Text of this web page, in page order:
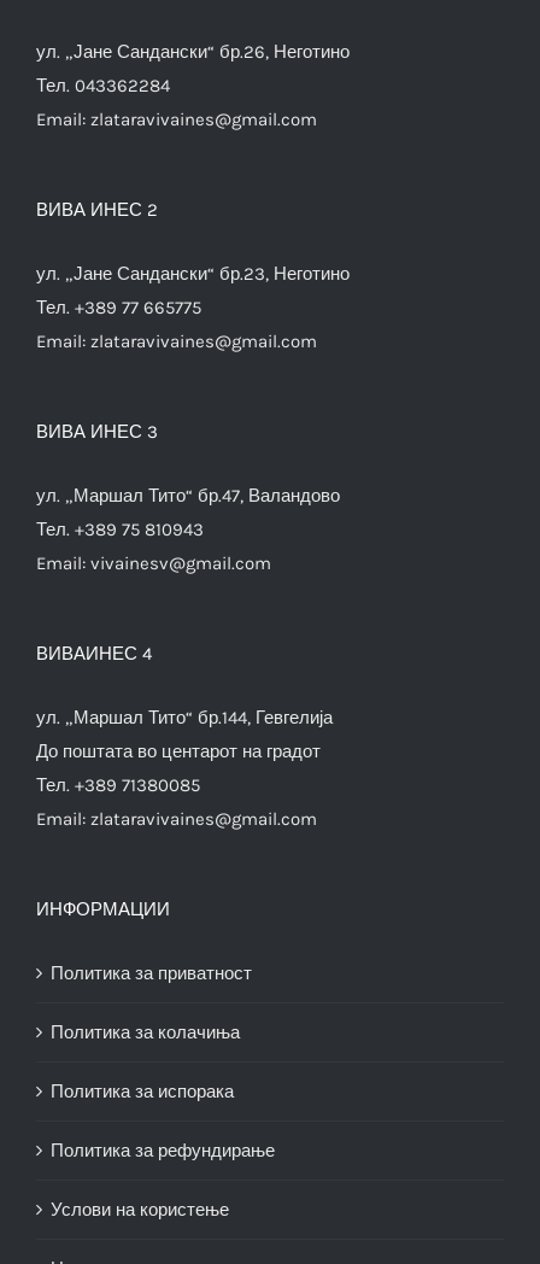
ул. „Јане Сандански“ бр.26, Неготино
Тел. 043362284
Email: zlataravivaines@gmail.com
ВИВА ИНЕС 2
ул. „Јане Сандански“ бр.23, Неготино
Тел. +389 77 665775
Email: zlataravivaines@gmail.com
ВИВА ИНЕС 3
ул. „Маршал Тито“ бр.47, Валандово
Тел. +389 75 810943
Email: vivainesv@gmail.com
ВИВАИНЕС 4
ул. „Маршал Тито“ бр.144, Гевгелија
До поштата во центарот на градот
Тел. +389 71380085
Email: zlataravivaines@gmail.com
ИНФОРМАЦИИ
Политика за приватност
Политика за колачиња
Политика за испорака
Политика за рефундирање
Услови на користење